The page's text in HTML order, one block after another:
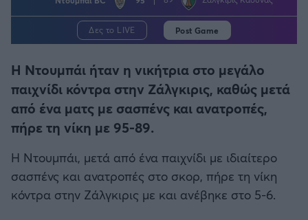
Δημήτρης Τσορμπατζόγλου
Άρης
ΟΦΗ
Βόλος
Ατρόμητος Αθηνών
Κηφισιά
Συνεντεύξεις
Μεγάλη μου Αγάπη
Μια Ιστορία από την Πόλη
Δες το LIVE Post Game
Η Ντουμπάι ήταν η νικήτρια στο μεγάλο
παιχνίδι κόντρα στην Ζάλγκιρις, καθώς μετά
από ένα ματς με σασπένς και ανατροπές,
πήρε τη νίκη με 95-89.
Η Ντουμπάι, μετά από ένα παιχνίδι με ιδιαίτερο
σασπένς και ανατροπές στο σκορ, πήρε τη νίκη
κόντρα στην Ζάλγκιρις με και ανέβηκε στο 5-6.